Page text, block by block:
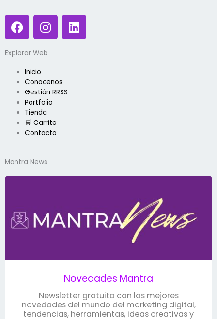
F
a
c
e
b
o
o
k
I
n
s
t
g
r
a
m
L
i
n
Explorar Web
Inicio
Conocenos
Gestión RRSS
Portfolio
Tienda
🛒 Carrito
Contacto
Mantra News
Novedades Mantra
Newsletter gratuito con las mejores
novedades del mundo del marketing digital,
tendencias, herramientas, ideas creativas y